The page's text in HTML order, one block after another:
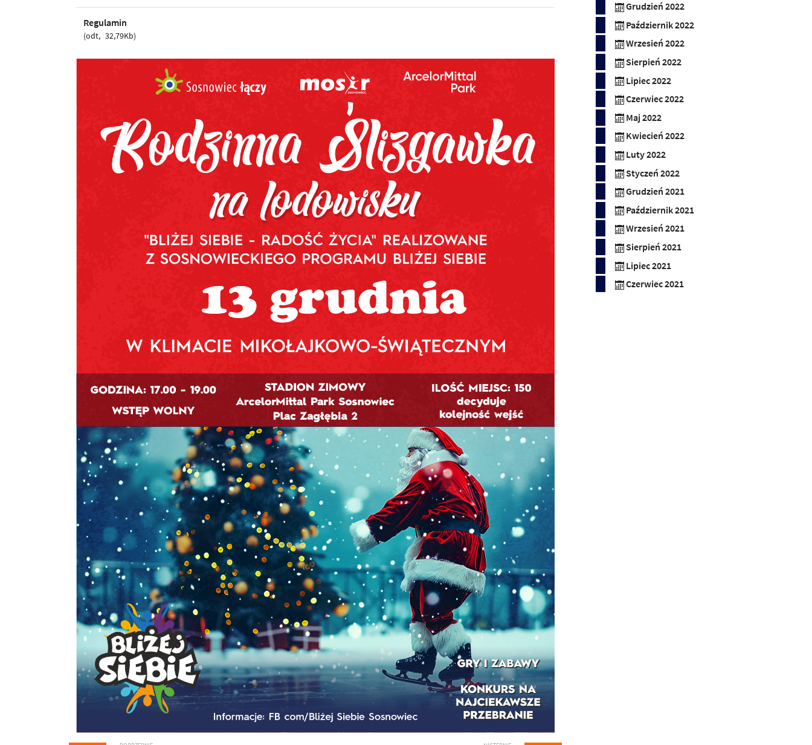
Regulamin
odt 32,79Kb
Grudzień 2022
Październik 2022
Wrzesień 2022
Sierpień 2022
Lipiec 2022
Czerwiec 2022
Maj 2022
Kwiecień 2022
Luty 2022
Styczeń 2022
Grudzień 2021
Październik 2021
Wrzesień 2021
Sierpień 2021
Lipiec 2021
Czerwiec 2021